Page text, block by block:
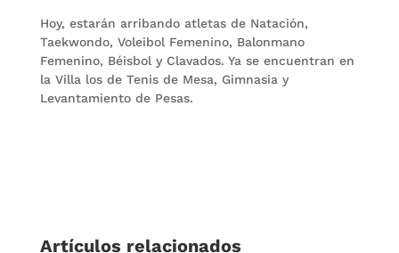
Hoy, estarán arribando atletas de Natación,
Taekwondo, Voleibol Femenino, Balonmano
Femenino, Béisbol y Clavados. Ya se encuentran en
la Villa los de Tenis de Mesa, Gimnasia y
Levantamiento de Pesas.
Artículos relacionados